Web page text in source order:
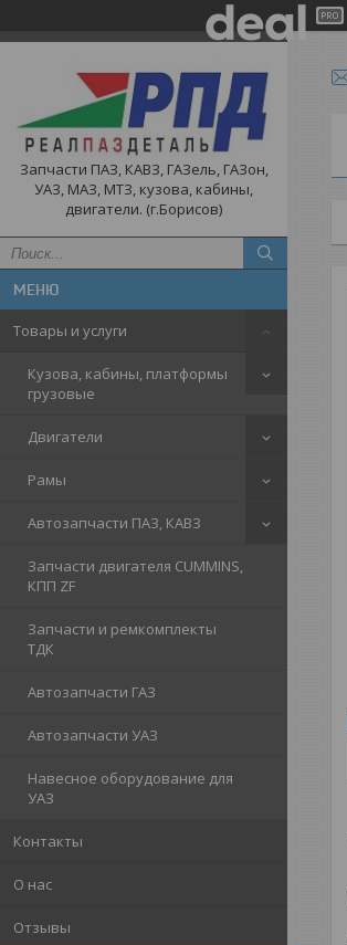
Запчасти ПАЗ, КАВЗ, ГАЗель, ГАЗон,
УАЗ, МАЗ, МТЗ, кузова, кабины,
двигатели. (г.Борисов)
Товары и услуги
Кузова, кабины, платформы
грузовые
Двигатели
Рамы
Автозапчасти ПАЗ, КАВЗ
Запчасти двигателя CUMMINS,
КПП ZF
Запчасти и ремкомплекты
ТДК
Автозапчасти ГАЗ
Автозапчасти УАЗ
Навесное оборудование для
УАЗ
Контакты
О нас
Отзывы